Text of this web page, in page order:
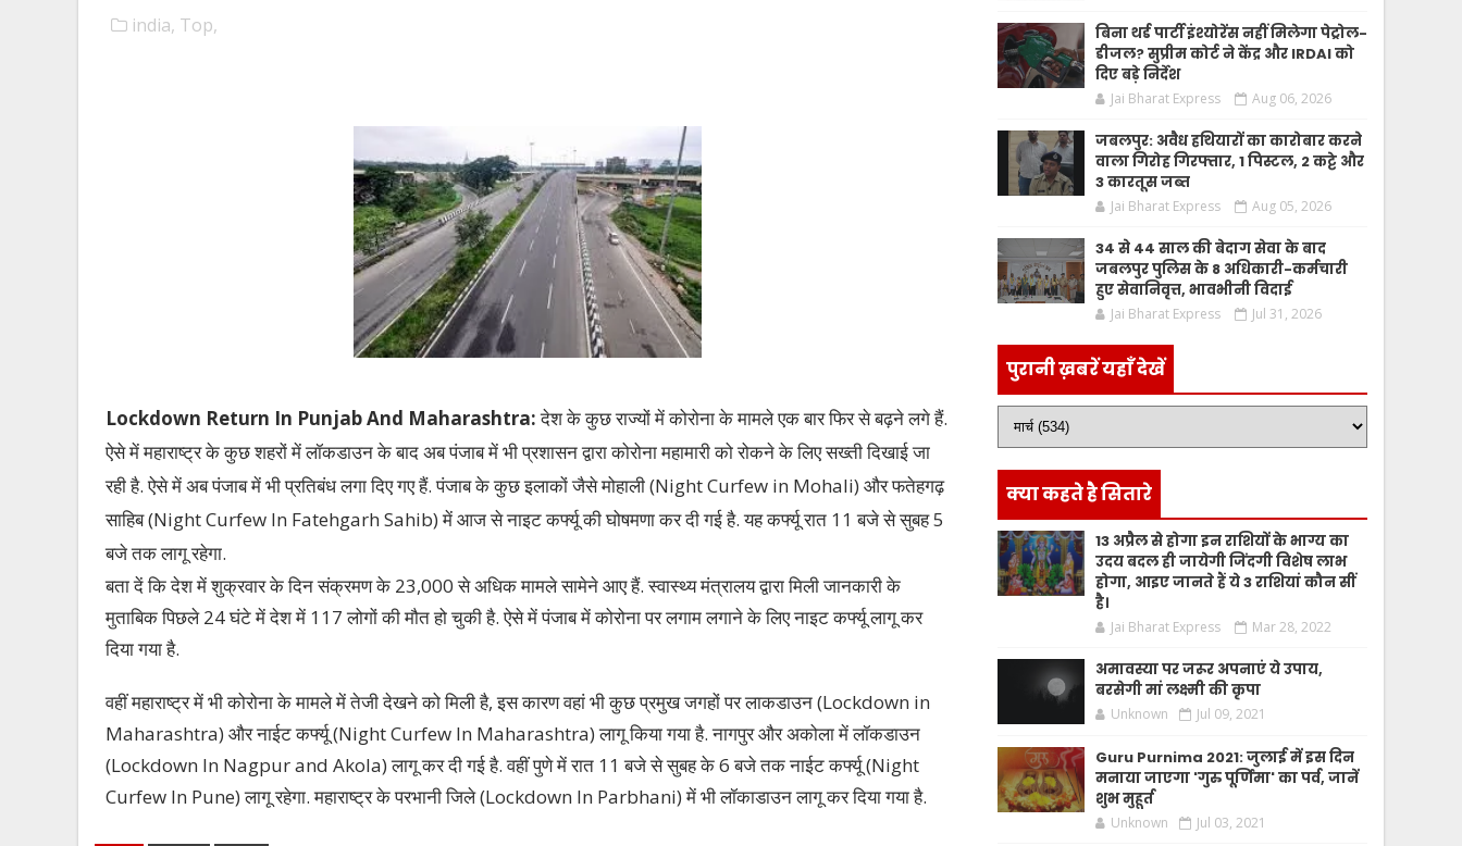
india, Top,
Lockdown Return In Punjab And Maharashtra: देश के कुछ राज्यों में कोरोना के मामले एक बार फिर से बढ़ने लगे हैं.
ऐसे में महाराष्ट्र के कुछ शहरों में लॉकडाउन के बाद अब पंजाब में भी प्रशासन द्वारा कोरोना महामारी को रोकने के लिए सख्ती दिखाई जा
रही है. ऐसे में अब पंजाब में भी प्रतिबंध लगा दिए गए हैं. पंजाब के कुछ इलाकों जैसे मोहाली (Night Curfew in Mohali) और फतेहगढ़
साहिब (Night Curfew In Fatehgarh Sahib) में आज से नाइट कर्फ्यू की घोषमणा कर दी गई है. यह कर्फ्यू रात 11 बजे से सुबह 5
बजे तक लागू रहेगा.
बता दें कि देश में शुक्रवार के दिन संक्रमण के 23,000 से अधिक मामले सामेने आए हैं. स्वास्थ्य मंत्रालय द्वारा मिली जानकारी के
मुताबिक पिछले 24 घंटे में देश में 117 लोगों की मौत हो चुकी है. ऐसे में पंजाब में कोरोना पर लगाम लगाने के लिए नाइट कर्फ्यू लागू कर
दिया गया है.
वहीं महाराष्ट्र में भी कोरोना के मामले में तेजी देखने को मिली है, इस कारण वहां भी कुछ प्रमुख जगहों पर लाकडाउन (Lockdown in
Maharashtra) और नाईट कर्फ्यू (Night Curfew In Maharashtra) लागू किया गया है. नागपुर और अकोला में लॉकडाउन
(Lockdown In Nagpur and Akola) लागू कर दी गई है. वहीं पुणे में रात 11 बजे से सुबह के 6 बजे तक नाईट कर्फ्यू (Night
Curfew In Pune) लागू रहेगा. महाराष्ट्र के परभानी जिले (Lockdown In Parbhani) में भी लॉकाडाउन लागू कर दिया गया है.
बिना थर्ड पार्टी इंश्योरेंस नहीं मिलेगा पेट्रोल-
डीजल? सुप्रीम कोर्ट ने केंद्र और IRDAI को
दिए बड़े निर्देश
Jai Bharat Express Aug 06, 2026
जबलपुर: अवैध हथियारों का कारोबार करने
वाला गिरोह गिरफ्तार, 1 पिस्टल, 2 कट्टे और
3 कारतूस जब्त
Jai Bharat Express Aug 05, 2026
34 से 44 साल की बेदाग सेवा के बाद
जबलपुर पुलिस के 8 अधिकारी-कर्मचारी
हुए सेवानिवृत्त, भावभीनी विदाई
Jai Bharat Express Jul 31, 2026
पुरानी ख़बरें यहाँ देखें
क्या कहते है सितारे
13 अप्रैल से होगा इन राशियों के भाग्य का
उदय बदल ही जायेगी जिंदगी विशेष लाभ
होगा, आइए जानते हैं ये 3 राशियां कौन सीं
है।
Jai Bharat Express Mar 28, 2022
अमावस्या पर जरूर अपनाएं ये उपाय,
बरसेगी मां लक्ष्मी की कृपा
Unknown Jul 09, 2021
Guru Purnima 2021: जुलाई में इस दिन
मनाया जाएगा 'गुरु पूर्णिमा' का पर्व, जानें
शुभ मुहूर्त
Unknown Jul 03, 2021